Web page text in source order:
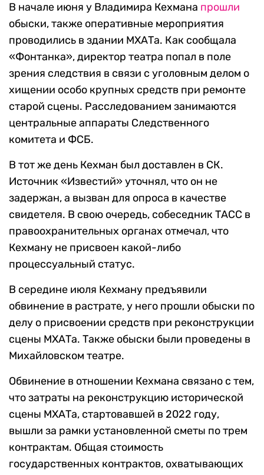
В начале июня у Владимира Кехмана прошли
обыски, также оперативные мероприятия
проводились в здании МХАТа. Как сообщала
«Фонтанка», директор театра попал в поле
зрения следствия в связи с уголовным делом о
хищении особо крупных средств при ремонте
старой сцены. Расследованием занимаются
центральные аппараты Следственного
комитета и ФСБ.
В тот же день Кехман был доставлен в СК.
Источник «Известий» уточнял, что он не
задержан, а вызван для опроса в качестве
свидетеля. В свою очередь, собеседник ТАСС в
правоохранительных органах отмечал, что
Кехману не присвоен какой-либо
процессуальный статус.
В середине июля Кехману предъявили
обвинение в растрате, у него прошли обыски по
делу о присвоении средств при реконструкции
сцены МХАТа. Также обыски были проведены в
Михайловском театре.
Обвинение в отношении Кехмана связано с тем,
что затраты на реконструкцию исторической
сцены МХАТа, стартовавшей в 2022 году,
вышли за рамки установленной сметы по трем
контрактам. Общая стоимость
государственных контрактов, охватывающих